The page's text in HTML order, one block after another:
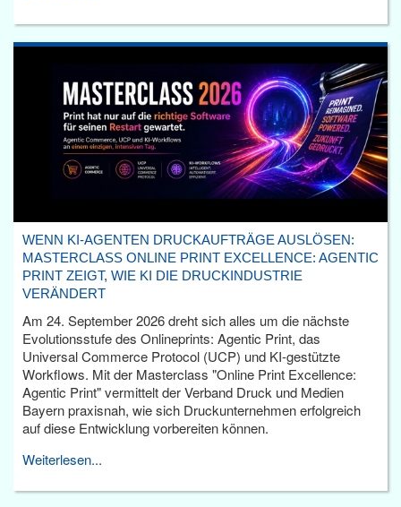
WENN KI-AGENTEN DRUCKAUFTRÄGE AUSLÖSEN:
MASTERCLASS ONLINE PRINT EXCELLENCE: AGENTIC
PRINT ZEIGT, WIE KI DIE DRUCKINDUSTRIE
VERÄNDERT
Am 24. September 2026 dreht sich alles um die nächste
Evolutionsstufe des Onlineprints: Agentic Print, das
Universal Commerce Protocol (UCP) und KI-gestützte
Workflows. Mit der Masterclass "Online Print Excellence:
Agentic Print" vermittelt der Verband Druck und Medien
Bayern praxisnah, wie sich Druckunternehmen erfolgreich
auf diese Entwicklung vorbereiten können.
Weiterlesen...